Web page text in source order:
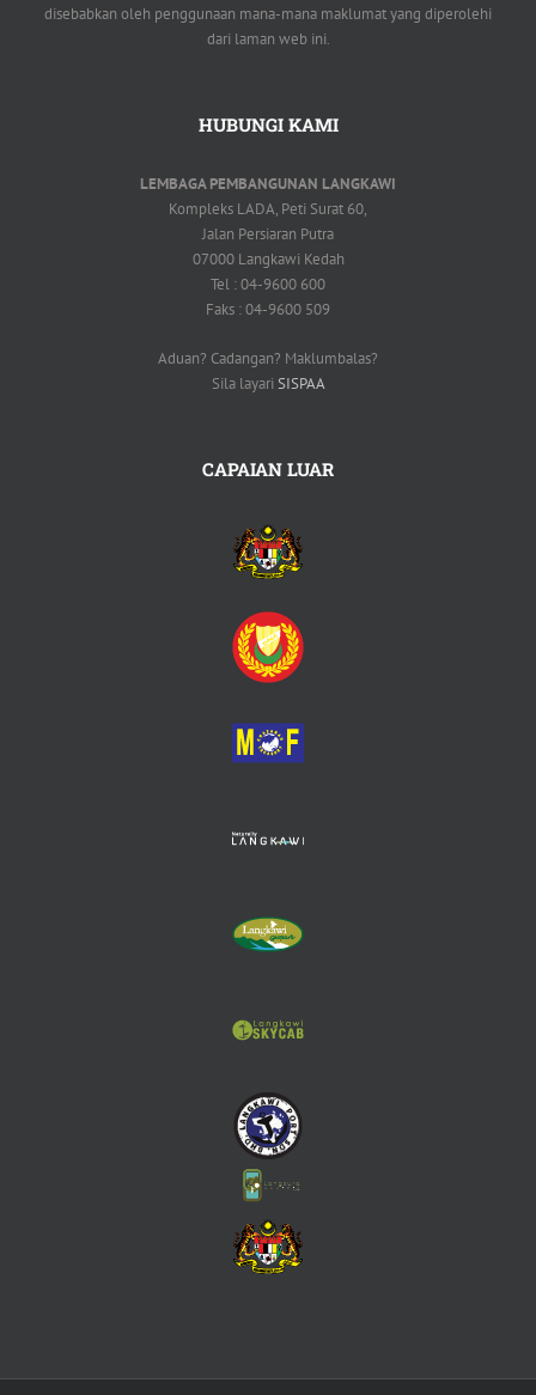
disebabkan oleh penggunaan mana-mana maklumat yang diperolehi
dari laman web ini.
HUBUNGI KAMI
LEMBAGA PEMBANGUNAN LANGKAWI
Kompleks LADA, Peti Surat 60,
Jalan Persiaran Putra
07000 Langkawi Kedah
Tel : 04-9600 600
Faks : 04-9600 509
Aduan? Cadangan? Maklumbalas?
Sila layari SISPAA
CAPAIAN LUAR